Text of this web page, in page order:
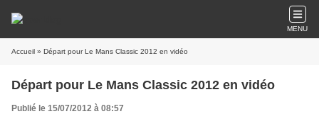
MENU
Accueil » Départ pour Le Mans Classic 2012 en vidéo
Départ pour Le Mans Classic 2012 en vidéo
Publié le 15/07/2012 à 08:57